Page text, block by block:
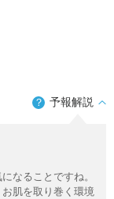
？ 予報解説
なることですね。
肌を取り巻く環境